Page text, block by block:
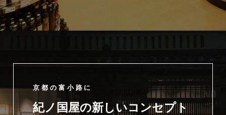
京都の富小路に
紀ノ国屋の新しいコンセプト